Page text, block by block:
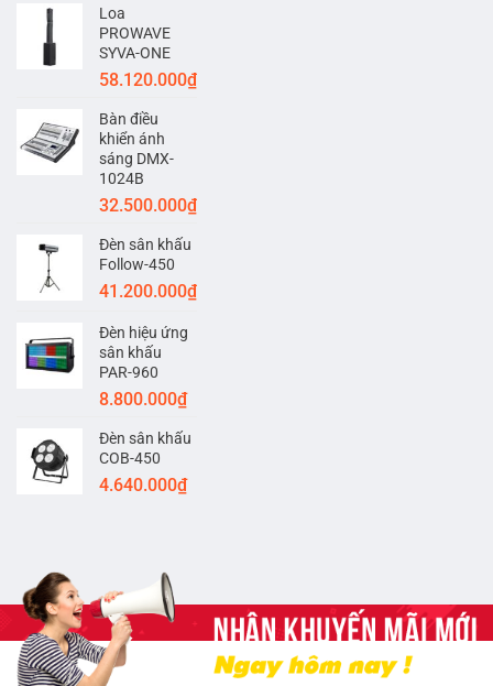
Loa
PROWAVE
SYVA-ONE
58.120.000₫
Bàn điều
khiển ánh
sáng DMX-
1024B
32.500.000₫
Đèn sân khấu
Follow-450
41.200.000₫
Đèn hiệu ứng
sân khấu
PAR-960
8.800.000₫
Đèn sân khấu
COB-450
4.640.000₫